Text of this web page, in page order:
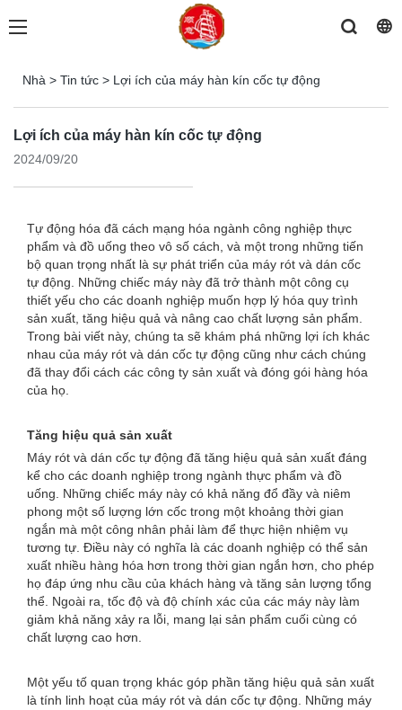
Nhà > Tin tức > Lợi ích của máy hàn kín cốc tự động
Lợi ích của máy hàn kín cốc tự động
2024/09/20
Tự động hóa đã cách mạng hóa ngành công nghiệp thực
phẩm và đồ uống theo vô số cách, và một trong những tiến
bộ quan trọng nhất là sự phát triển của máy rót và dán cốc
tự động. Những chiếc máy này đã trở thành một công cụ
thiết yếu cho các doanh nghiệp muốn hợp lý hóa quy trình
sản xuất, tăng hiệu quả và nâng cao chất lượng sản phẩm.
Trong bài viết này, chúng ta sẽ khám phá những lợi ích khác
nhau của máy rót và dán cốc tự động cũng như cách chúng
đã thay đổi cách các công ty sản xuất và đóng gói hàng hóa
của họ.
Tăng hiệu quả sản xuất
Máy rót và dán cốc tự động đã tăng hiệu quả sản xuất đáng
kể cho các doanh nghiệp trong ngành thực phẩm và đồ
uống. Những chiếc máy này có khả năng đổ đầy và niêm
phong một số lượng lớn cốc trong một khoảng thời gian
ngắn mà một công nhân phải làm để thực hiện nhiệm vụ
tương tự. Điều này có nghĩa là các doanh nghiệp có thể sản
xuất nhiều hàng hóa hơn trong thời gian ngắn hơn, cho phép
họ đáp ứng nhu cầu của khách hàng và tăng sản lượng tổng
thể. Ngoài ra, tốc độ và độ chính xác của các máy này làm
giảm khả năng xảy ra lỗi, mang lại sản phẩm cuối cùng có
chất lượng cao hơn.
Một yếu tố quan trọng khác góp phần tăng hiệu quả sản xuất
là tính linh hoạt của máy rót và dán cốc tự động. Những máy